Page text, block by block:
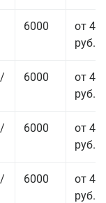
6000
от 42
руб.
6000
от 43
руб.
6000
от 43
руб.
6000
от 43
руб.